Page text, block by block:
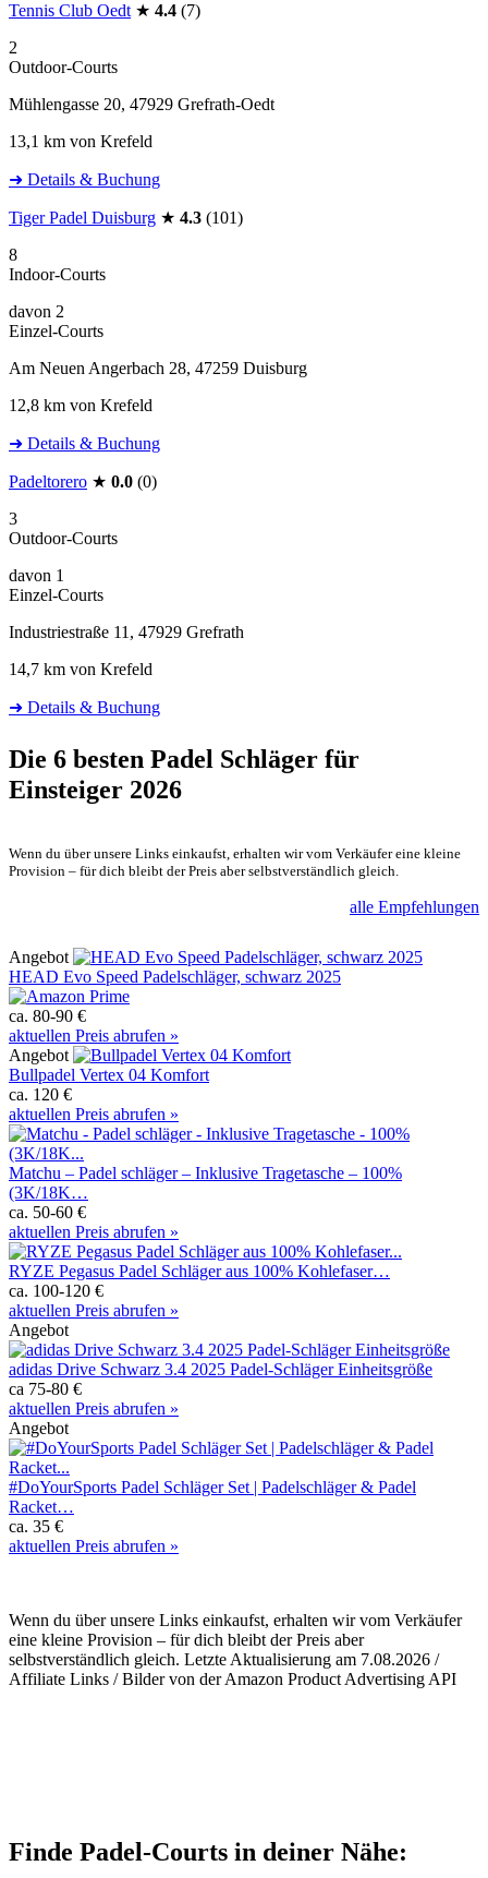
Tennis Club Oedt ★ 4.4 (7)
2
Outdoor-Courts
Mühlengasse 20, 47929 Grefrath-Oedt
13,1 km von Krefeld
➜ Details & Buchung
Tiger Padel Duisburg ★ 4.3 (101)
8
Indoor-Courts
davon 2
Einzel-Courts
Am Neuen Angerbach 28, 47259 Duisburg
12,8 km von Krefeld
➜ Details & Buchung
Padeltorero ★ 0.0 (0)
3
Outdoor-Courts
davon 1
Einzel-Courts
Industriestraße 11, 47929 Grefrath
14,7 km von Krefeld
➜ Details & Buchung
Die 6 besten Padel Schläger für
Einsteiger 2026
Wenn du über unsere Links einkaufst, erhalten wir vom Verkäufer eine kleine
Provision – für dich bleibt der Preis aber selbstverständlich gleich.
alle Empfehlungen
Angebot
HEAD Evo Speed Padelschläger, schwarz 2025
ca. 80-90 €
aktuellen Preis abrufen »
Angebot
Bullpadel Vertex 04 Komfort
ca. 120 €
aktuellen Preis abrufen »
Matchu – Padel schläger – Inklusive Tragetasche – 100%
(3K/18K…
ca. 50-60 €
aktuellen Preis abrufen »
RYZE Pegasus Padel Schläger aus 100% Kohlefaser…
ca. 100-120 €
aktuellen Preis abrufen »
Angebot
adidas Drive Schwarz 3.4 2025 Padel-Schläger Einheitsgröße
ca 75-80 €
aktuellen Preis abrufen »
Angebot
#DoYourSports Padel Schläger Set | Padelschläger & Padel
Racket…
ca. 35 €
aktuellen Preis abrufen »
Wenn du über unsere Links einkaufst, erhalten wir vom Verkäufer
eine kleine Provision – für dich bleibt der Preis aber
selbstverständlich gleich. Letzte Aktualisierung am 7.08.2026 /
Affiliate Links / Bilder von der Amazon Product Advertising API
Finde Padel-Courts in deiner Nähe: